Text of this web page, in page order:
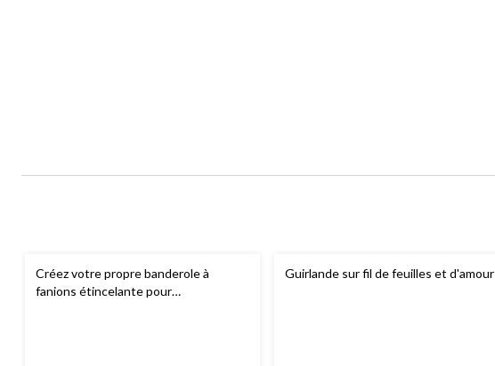
Créez votre propre banderole à
fanions étincelante pour
Guirlande sur fil de feuilles et d'amour